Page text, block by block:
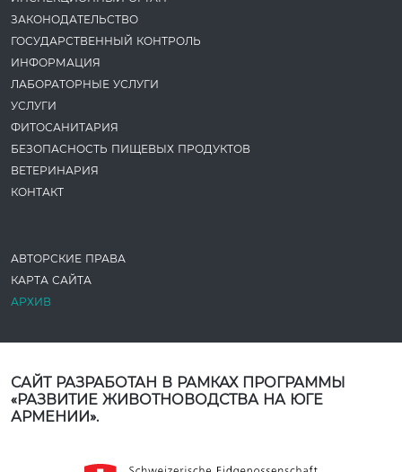
ЗАКОНОДАТЕ­ЛЬСТВО
ГОСУДАРСТВЕННЫЙ КОНТРОЛЬ
ИНФОРМАЦИЯ
ЛАБОРАТОРНЫЕ УСЛУГИ
УСЛУГИ
ФИТОСАНИТАРИЯ
БЕЗОПАСНОСТЬ ПИЩЕВЫХ ПРОДУКТОВ
ВЕТЕРИНАРИЯ
КОНТАКТ
АВТОРСКИЕ ПРАВА
КАРТА САЙТА
АРХИВ
САЙТ РАЗРАБОТАН В РАМКАХ ПРОГРАММЫ
«РАЗВИТИЕ ЖИВОТНОВОДСТВА НА ЮГЕ
АРМЕНИИ».